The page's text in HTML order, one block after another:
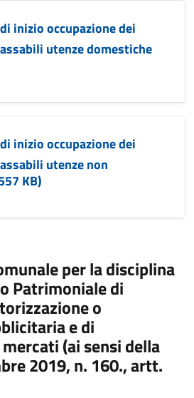
inizio occupazione dei
utenze domestiche
inizio occupazione dei
utenze non
KB)
per la disciplina
Patrimoniale di
o
e di
(ai sensi della
2019, n. 160., artt.